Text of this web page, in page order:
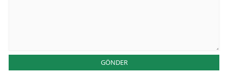
GÖNDER